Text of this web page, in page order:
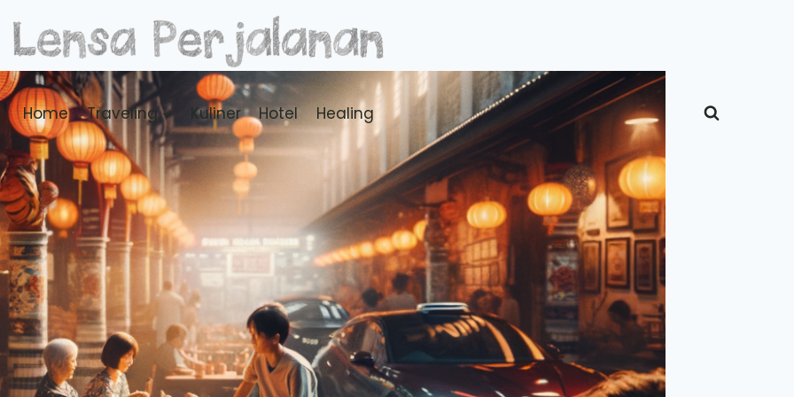
Home Traveling Kuliner Hotel Healing